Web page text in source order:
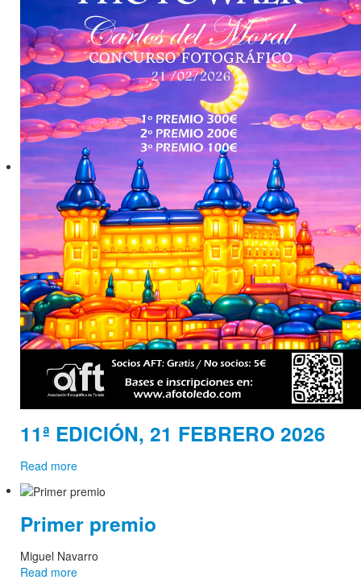
11ª EDICIÓN, 21 FEBRERO 2026
Read more
Primer premio
Miguel Navarro
Read more